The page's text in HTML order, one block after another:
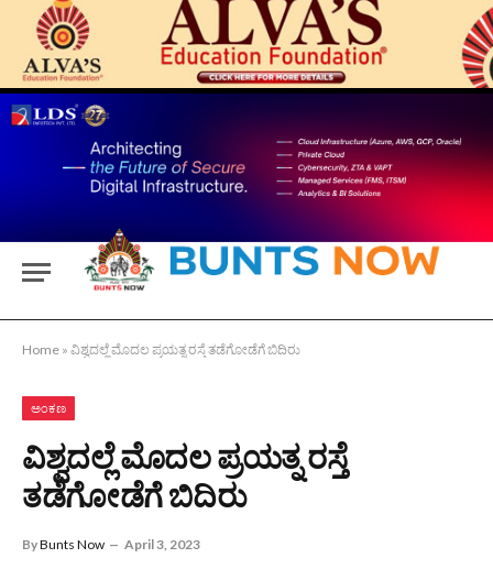
Home » ವಿಶ್ವದಲ್ಲೆ ಮೊದಲ ಪ್ರಯತ್ನ ರಸ್ತೆ ತಡೆಗೋಡೆಗೆ ಬಿದಿರು
ಅಂಕಣ
ವಿಶ್ವದಲ್ಲೆ ಮೊದಲ ಪ್ರಯತ್ನ ರಸ್ತೆ
ತಡೆಗೋಡೆಗೆ ಬಿದಿರು
ByBunts Now April 3, 2023